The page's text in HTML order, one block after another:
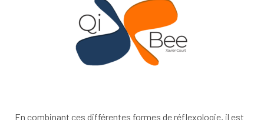
En combinant ces différentes formes de réflexologie, il est